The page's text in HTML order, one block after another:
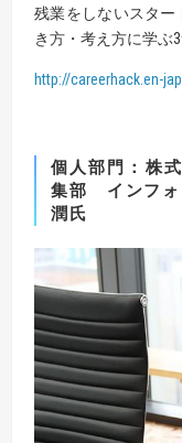
残業をしないスター
き方・考え方に学ぶ3
http://careerhack.en-
個人部門： 株
集部 インフ
潤氏